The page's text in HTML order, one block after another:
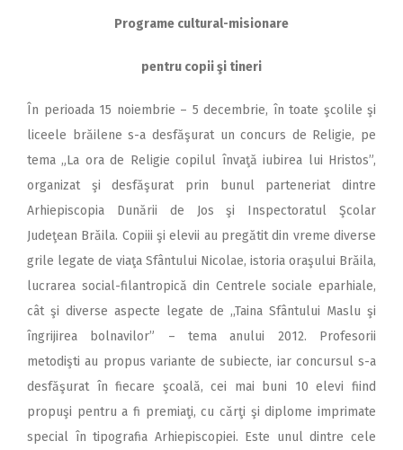
Programe cultural-misionare
pentru copii şi tineri
În perioada 15 noiembrie – 5 decembrie, în toate şcolile şi
liceele brăilene s-a desfăşurat un concurs de Religie, pe
tema „La ora de Religie copilul învaţă iubirea lui Hristos”,
organizat şi desfăşurat prin bunul parteneriat dintre
Arhiepiscopia Dunării de Jos şi Inspectoratul Şcolar
Judeţean Brăila. Copiii şi elevii au pregătit din vreme diverse
grile legate de viaţa Sfântului Nicolae, istoria oraşului Brăila,
lucrarea social-filantropică din Centrele sociale eparhiale,
cât şi diverse aspecte legate de ,,Taina Sfântului Maslu şi
îngrijirea bolnavilor” – tema anului 2012. Profesorii
metodişti au propus variante de subiecte, iar concursul s-a
desfăşurat în fiecare şcoală, cei mai buni 10 elevi fiind
propuşi pentru a fi premiaţi, cu cărţi şi diplome imprimate
special în tipografia Arhiepiscopiei. Este unul dintre cele